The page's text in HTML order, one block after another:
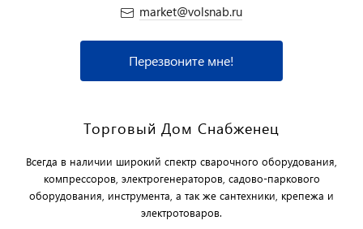
market@volsnab.ru
Перезвоните мне!
Торговый Дом Снабженец
Всегда в наличии широкий спектр сварочного оборудования,
компрессоров, электрогенераторов, садово-паркового
оборудования, инструмента, а так же сантехники, крепежа и
электротоваров.